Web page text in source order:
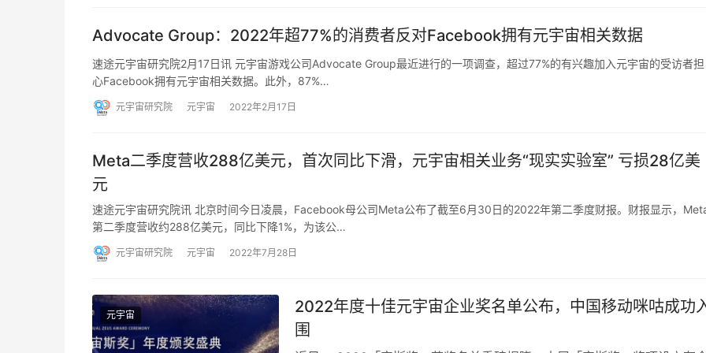
Advocate Group：2022年超77%的消费者反对Facebook拥有元宇宙相关数据
速途元宇宙研究院2月17日讯 元宇宙游戏公司Advocate Group最近进行的一项调查，超过77%的有兴趣加入元宇宙的受访者担
心Facebook拥有元宇宙相关数据。此外，87%…
元宇宙研究院 元宇宙 2022年2月17日
Meta二季度营收288亿美元，首次同比下滑，元宇宙相关业务“现实实验室” 亏损28亿美
元
速途元宇宙研究院讯 北京时间今日凌晨，Facebook母公司Meta公布了截至6月30日的2022年第二季度财报。财报显示，
第二季度营收约288亿美元，同比下降1%，为该公…
元宇宙研究院 元宇宙 2022年7月28日
元宇宙
2022年度十佳元宇宙企业奖名单公布，中国移动咪咕成功
围